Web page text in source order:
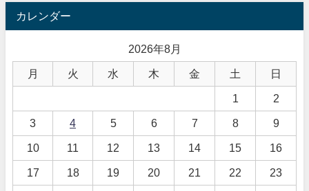
カレンダー
2026年8月
月 火 水 木 金 土 日
1 2
3 4 5 6 7 8 9
10 11 12 13 14 15 16
17 18 19 20 21 22 23